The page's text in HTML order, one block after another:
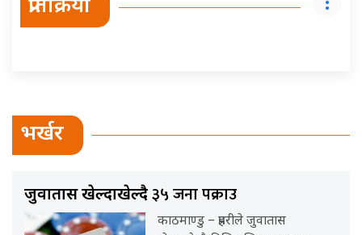
प्रतिक्रिया
भर्खर
जुवातास खेल्दाखेल्दै३५ जना पक्राउ
काठमाण्डु – प्रहरीले जुवातास